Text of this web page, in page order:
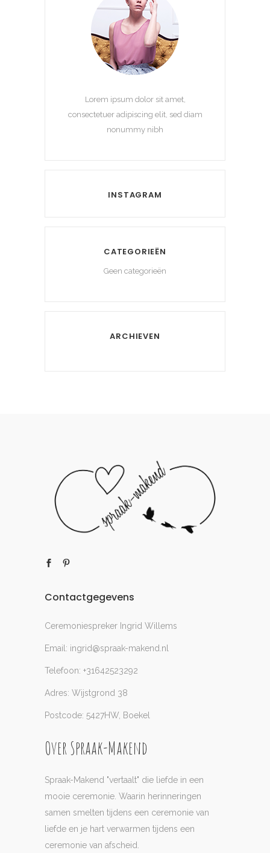
Lorem ipsum dolor sit amet,
consectetuer adipiscing elit, sed diam
nonummy nibh
INSTAGRAM
CATEGORIEËN
Geen categorieën
ARCHIEVEN
Contactgegevens
Ceremoniespreker Ingrid Willems
Email: ingrid@spraak-makend.nl
Telefoon: +31642523292
Adres: Wijstgrond 38
Postcode: 5427HW, Boekel
Over Spraak-Makend
Spraak-Makend "vertaalt" die liefde in een
mooie ceremonie. Waarin herinneringen
samen smelten tijdens een ceremonie van
liefde en je hart verwarmen tijdens een
ceremonie van afscheid.